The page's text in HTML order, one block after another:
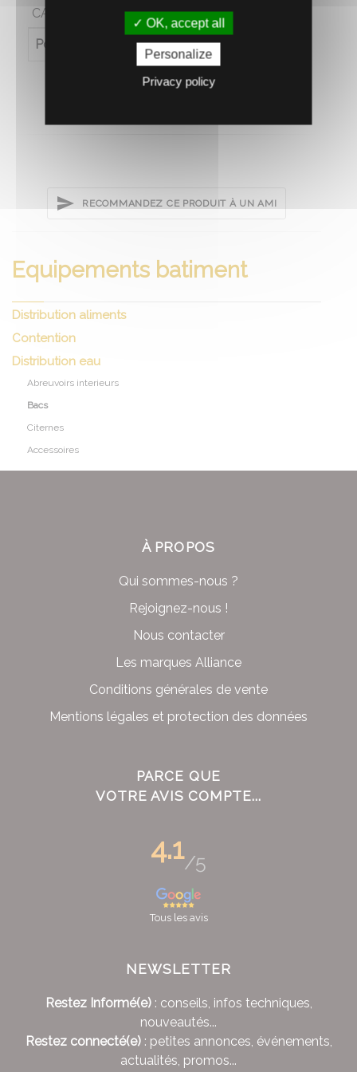
CARACTÉRISTIQUES
Poids (en kg) 1.3
RECOMMANDEZ CE PRODUIT À UN AMI
Equipements batiment
Distribution aliments
Contention
Distribution eau
Abreuvoirs interieurs
Bacs
Citernes
Accessoires
À PROPOS
Qui sommes-nous ?
Rejoignez-nous !
Nous contacter
Les marques Alliance
Conditions générales de vente
Mentions légales et protection des données
PARCE QUE
VOTRE AVIS COMPTE...
4.1/5
Tous les avis
NEWSLETTER
Restez Informé(e): conseils, infos techniques,
nouveautés...
Restez connecté(e): petites annonces, événements,
actualités, promos...
OK, accept all
Personalize
Privacy policy